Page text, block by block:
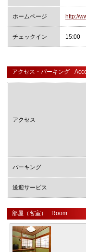
ホームページ http://
チェックイン 15:00
アクセス・パーキング
アクセス
パーキング
送迎サービス
部屋（客室） Room